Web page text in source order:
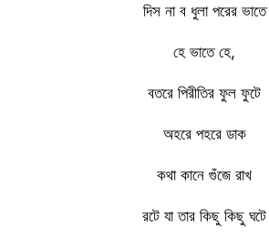
দিস না ব ধুলা পরের ভাতে
হে ভাতে হে,
বতরে পিরীতির ফুল ফুটে
অহরে পহরে ডাক
কথা কানে গুঁজে রাখ
রটে যা তার কিছু কিছু ঘটে